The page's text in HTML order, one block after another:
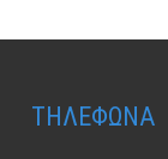
ΤΗΛΕΦΩΝΑ